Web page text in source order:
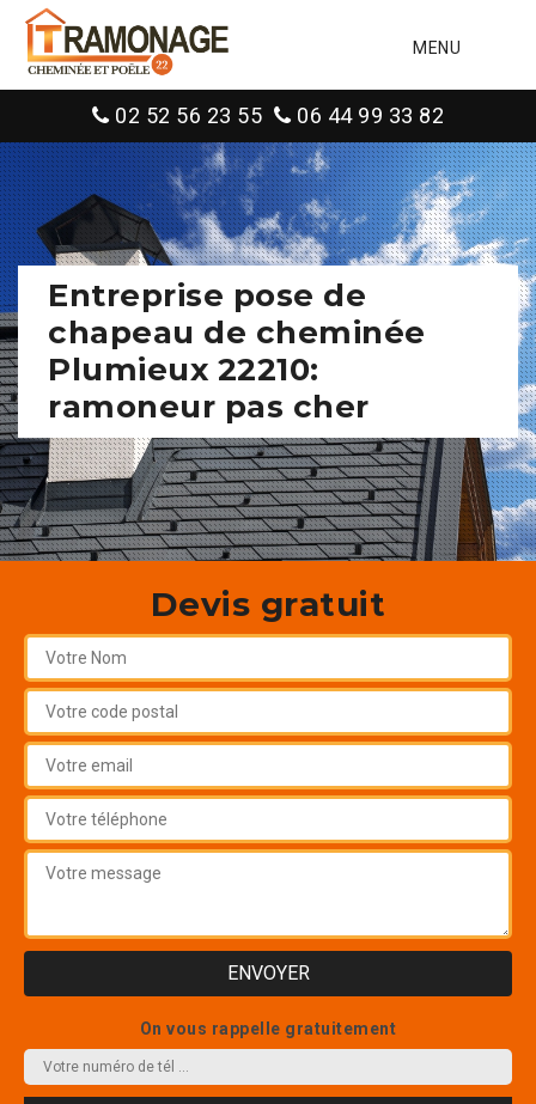
MENU
02 52 56 23 55 06 44 99 33 82
Entreprise pose de
chapeau de cheminée
Plumieux 22210:
ramoneur pas cher
Devis gratuit
On vous rappelle gratuitement